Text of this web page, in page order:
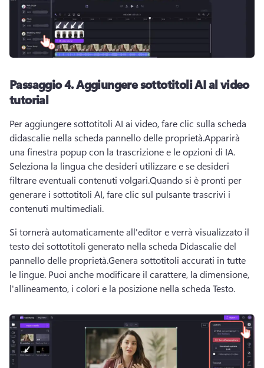
Passaggio 4.Aggiungere sottotitoli AI al video
tutorial
Per aggiungere sottotitoli AI ai video, fare clic sulla scheda
didascalie nella scheda pannello delle proprietà.Apparirà
Seleziona la lingua che desideri utilizzare e se desideri
filtrare eventuali contenuti volgari.Quando si è pronti per
generare i sottotitoli AI, fare clic sul pulsante trascrivi i
contenuti multimediali.
Si tornerà automaticamente all'editor e verrà visualizzato il
testo dei sottotitoli generato nella scheda Didascalie del
pannello delle proprietà.Genera sottotitoli accurati in tutte
le lingue. Puoi anche modificare il carattere, la dimensione,
l'allineamento, i colori e la posizione nella scheda Testo.